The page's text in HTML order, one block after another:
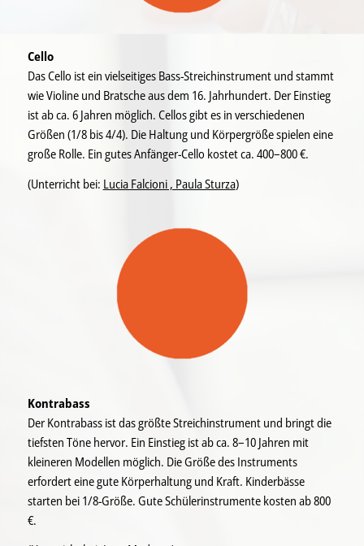
Cello
Das Cello ist ein vielseitiges Bass-Streichinstrument und stammt
wie Violine und Bratsche aus dem 16. Jahrhundert. Der Einstieg
ist ab ca. 6 Jahren möglich. Cellos gibt es in verschiedenen
Größen (1/8 bis 4/4). Die Haltung und Körpergröße spielen eine
große Rolle. Ein gutes Anfänger-Cello kostet ca. 400–800 €.
(Unterricht bei: Lucia Falcioni , Paula Sturza)
Kontrabass
Der Kontrabass ist das größte Streichinstrument und bringt die
tiefsten Töne hervor. Ein Einstieg ist ab ca. 8–10 Jahren mit
kleineren Modellen möglich. Die Größe des Instruments
erfordert eine gute Körperhaltung und Kraft. Kinderbässe
starten bei 1/8-Größe. Gute Schülerinstrumente kosten ab 800
€.